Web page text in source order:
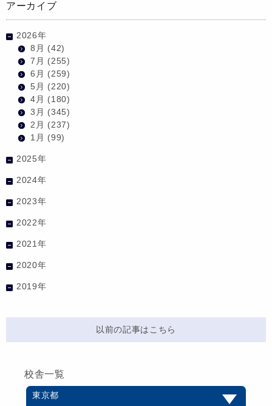
アーカイブ
2026年
8月 (42)
7月 (255)
6月 (259)
5月 (220)
4月 (180)
3月 (345)
2月 (237)
1月 (99)
2025年
2024年
2023年
2022年
2021年
2020年
2019年
以前の記事はこちら
校舎一覧
東京都